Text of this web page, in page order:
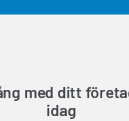
med ditt
idag